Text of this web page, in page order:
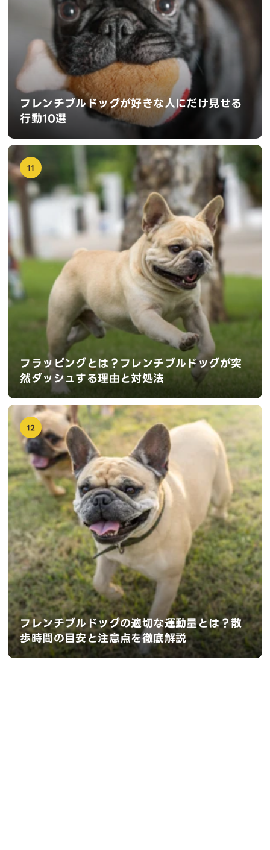
フレンチブルドッグが好きな人にだけ見せる
行動10選
11
フラッピングとは？フレンチブルドッグが突
然ダッシュする理由と対処法
12
フレンチブルドッグの適切な運動量とは？散
歩時間の目安と注意点を徹底解説